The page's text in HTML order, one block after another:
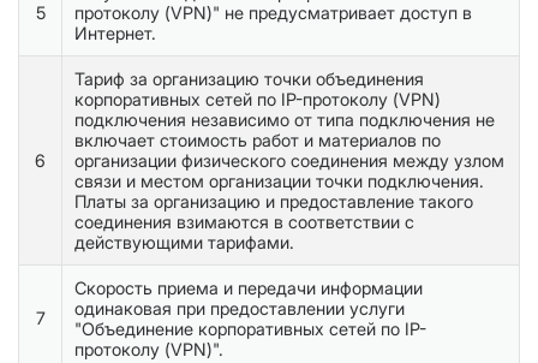
5
протоколу (VPN)" не предусматривает доступ в
Интернет.
6
Тариф за организацию точки объединения
корпоративных сетей по IP-протоколу (VPN)
подключения независимо от типа подключения не
включает стоимость работ и материалов по
организации физического соединения между узлом
связи и местом организации точки подключения.
Платы за организацию и предоставление такого
соединения взимаются в соответствии с
действующими тарифами.
7
Скорость приема и передачи информации
одинаковая при предоставлении услуги
"Объединение корпоративных сетей по IP-
протоколу (VPN)".